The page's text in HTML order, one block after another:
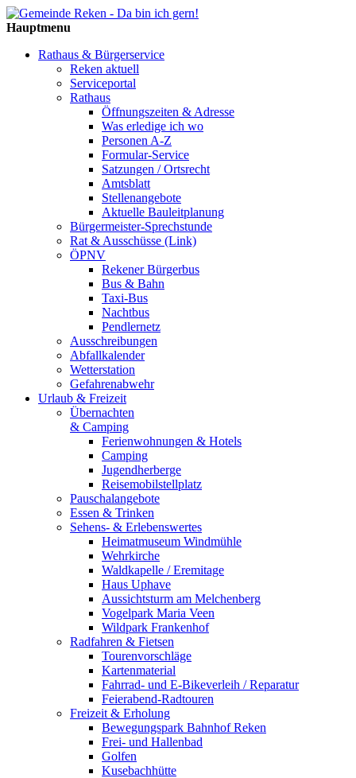
Hauptmenu
Rathaus & Bürgerservice
Reken aktuell
Serviceportal
Rathaus
Öffnungszeiten & Adresse
Was erledige ich wo
Personen A-Z
Formular-Service
Satzungen / Ortsrecht
Amtsblatt
Stellenangebote
Aktuelle Bauleitplanung
Bürgermeister-Sprechstunde
Rat & Ausschüsse (Link)
ÖPNV
Rekener Bürgerbus
Bus & Bahn
Taxi-Bus
Nachtbus
Pendlernetz
Ausschreibungen
Abfallkalender
Wetterstation
Gefahrenabwehr
Urlaub & Freizeit
Übernachten
& Camping
Ferienwohnungen & Hotels
Camping
Jugendherberge
Reisemobilstellplatz
Pauschalangebote
Essen & Trinken
Sehens- & Erlebenswertes
Heimatmuseum Windmühle
Wehrkirche
Waldkapelle / Eremitage
Haus Uphave
Aussichtsturm am Melchenberg
Vogelpark Maria Veen
Wildpark Frankenhof
Radfahren & Fietsen
Tourenvorschläge
Kartenmaterial
Fahrrad- und E-Bikeverleih / Reparatur
Feierabend-Radtouren
Freizeit & Erholung
Bewegungspark Bahnhof Reken
Frei- und Hallenbad
Golfen
Kusebachhütte